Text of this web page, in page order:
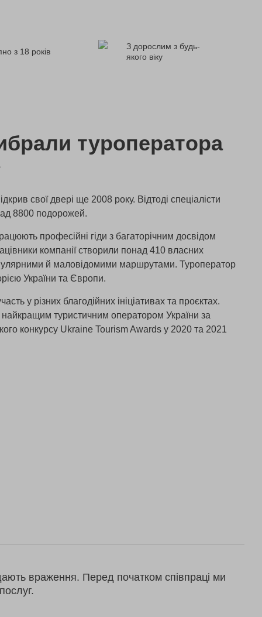
з 18 років
З дорослим з будь-
якого віку
туроператора
свої двері ще 2008 року. Відтоді спеціалісти
8800 подорожей.
професійні гіди з багаторічним досвідом
компанії створили понад 410 власних
й маловідомими маршрутами. Туроператор
України та Європи.
у різних благодійних ініціативах та проєктах.
найкращим туристичним оператором України за
конкурсу Ukraine Tourism Awards у 2020 та 2021
враження. Перед початком співпраці ми